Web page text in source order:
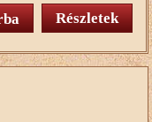
Részletek